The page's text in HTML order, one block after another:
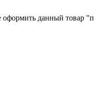
данный товар